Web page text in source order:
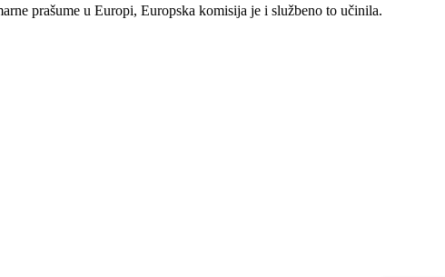
prašume u Europi, Europska komisija je i službeno to učinila.